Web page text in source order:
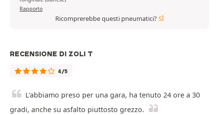
Rapporto
Ricomprerebbe questi pneumatici?SÌ
RECENSIONE DI ZOLI T
4/5
L'abbiamo preso per una gara, ha tenuto 24 ore a 30
gradi, anche su asfalto piuttosto grezzo.